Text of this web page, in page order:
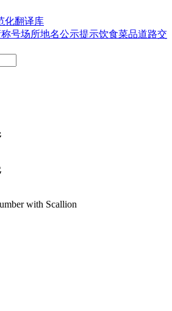
化翻译库
号场所地名公示提示饮食菜品道路交
with Scallion